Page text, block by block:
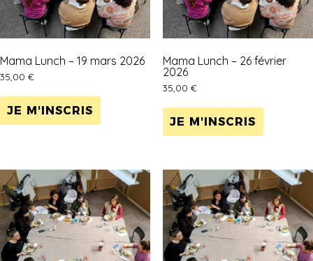
Mama Lunch – 19 mars 2026
35,00 €
JE M'INSCRIS
Mama Lunch – 26 février
2026
35,00 €
JE M'INSCRIS